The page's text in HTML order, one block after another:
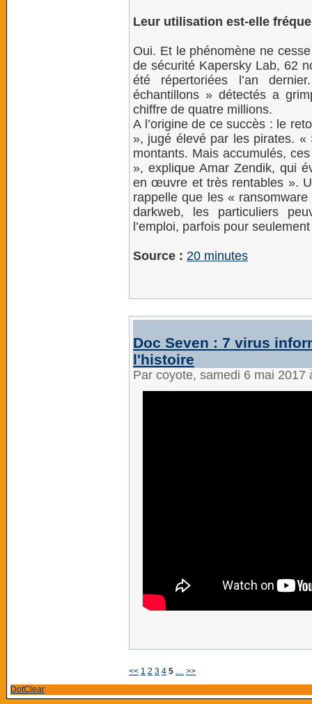
Leur utilisation est-elle
Oui. Et le phénomène ne
de sécurité Kapersky Lab, 62
été répertoriées l’an
échantillons » détectés a
chiffre de quatre millions.
A l’origine de ce succès : le
», jugé élevé par les pirates. «
montants. Mais accumulés,
», explique Amar Zendik, qui
en œuvre et très rentables ».
rappelle que les «
darkweb, les particuliers
l’emploi, parfois pour
Source : 20 minutes
Doc Seven : 7 virus
l'histoire
Par coyote, samedi 6 mai 2017
<< 1 2 3 4 5 … >>
DotClear